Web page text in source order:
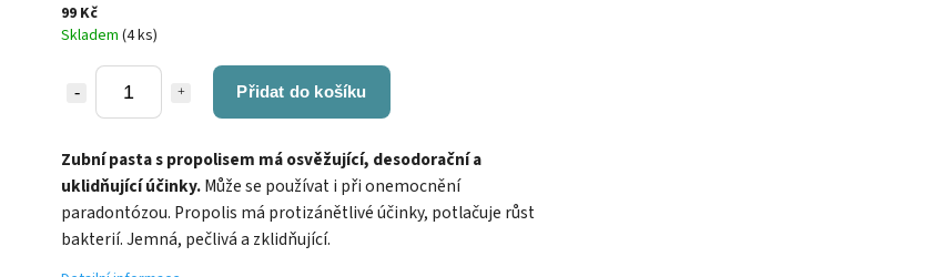
99 Kč
Skladem (4 ks)
Přidat do košíku
Zubní pasta s propolisem má osvěžující, desodorační a
uklidňující účinky.Může se používat i při onemocnění
paradontózou. Propolis má protizánětlivé účinky, potlačuje růst
bakterií. Jemná, pečlivá a zklidňující.